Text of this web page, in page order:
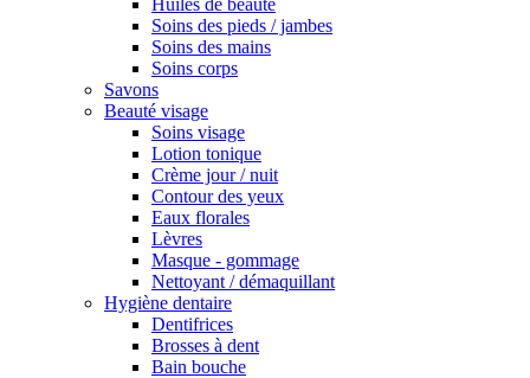
Huiles de beauté
Soins des pieds / jambes
Soins des mains
Soins corps
Savons
Beauté visage
Soins visage
Lotion tonique
Crème jour / nuit
Contour des yeux
Eaux florales
Lèvres
Masque - gommage
Nettoyant / démaquillant
Hygiène dentaire
Dentifrices
Brosses à dent
Bain bouche